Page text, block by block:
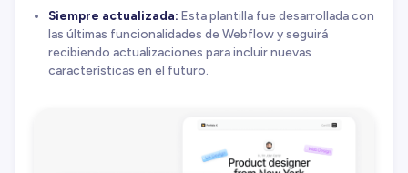
Siempre actualizada: Esta plantilla fue desarrollada con
las últimas funcionalidades de Webflow y seguirá
recibiendo actualizaciones para incluir nuevas
características en el futuro.